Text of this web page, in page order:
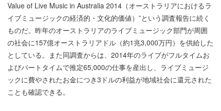
Value of Live Music in Australia 2014（オーストラリアにおけるラ
イブミュージックの経済的・文化的価値）”という調査報告に続く
ものだ。昨年のオーストラリアのライブミュージック部門が周囲
の社会に157億オーストラリアドル（約1兆3,000万円）を供給した
としている。また同調査からは、2014年のライブがフルタイムお
よびパートタイムで推定65,000の仕事を産出し、ライブミュージ
ックに費やされたお金につき3ドルの利益が地域社会に還元された
ことも確認できる。